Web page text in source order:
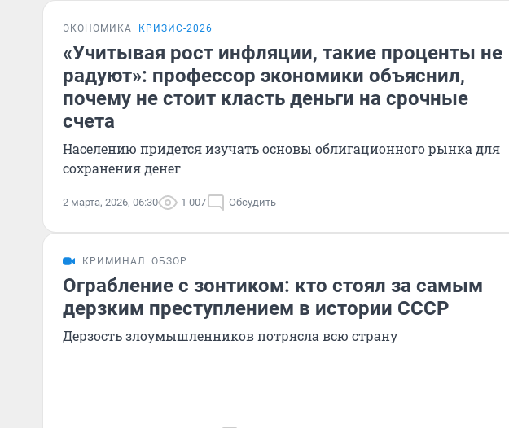
ЭКОНОМИКА КРИЗИС-2026
«Учитывая рост инфляции, такие проценты не
радуют»: профессор экономики объяснил,
почему не стоит класть деньги на срочные
счета
Населению придется изучать основы облигационного рынка для
сохранения денег
2 марта, 2026, 06:30 1 007 Обсудить
КРИМИНАЛ ОБЗОР
Ограбление с зонтиком: кто стоял за самым
дерзким преступлением в истории СССР
Дерзость злоумышленников потрясла всю страну